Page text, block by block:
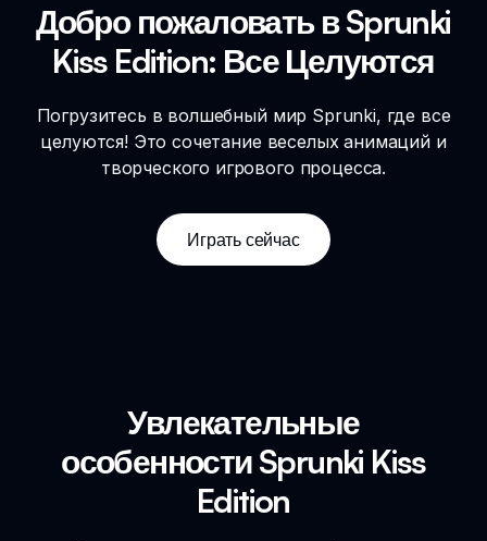
Добро пожаловать в Sprunki
Kiss Edition: Все Целуются
Погрузитесь в волшебный мир Sprunki, где все
целуются! Это сочетание веселых анимаций и
творческого игрового процесса.
Играть сейчас
Увлекательные
особенности Sprunki Kiss
Edition